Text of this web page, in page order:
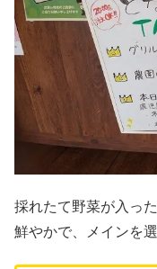
採れたて野菜が入っ
鮮やかで、メインを